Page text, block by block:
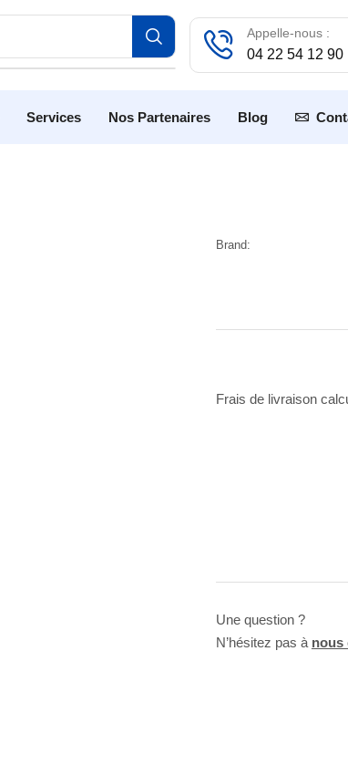
Appelle-nous :
04 22 54 12 90
Services Nos Partenaires Blog
Brand:
Frais de livraison
Une question ?
N’hésitez pas à nous